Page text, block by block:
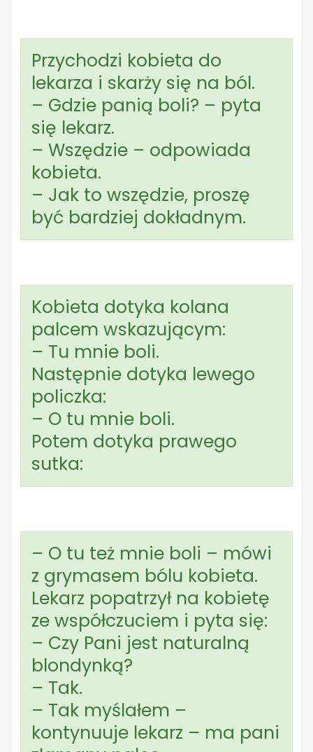
Przychodzi kobieta do
lekarza i skarży się na ból.
– Gdzie panią boli? – pyta
się lekarz.
– Wszędzie – odpowiada
kobieta.
– Jak to wszędzie, proszę
być bardziej dokładnym.
Kobieta dotyka kolana
palcem wskazującym:
– Tu mnie boli.
Następnie dotyka lewego
policzka:
– O tu mnie boli.
Potem dotyka prawego
sutka:
– O tu też mnie boli – mówi
z grymasem bólu kobieta.
Lekarz popatrzył na kobietę
ze współczuciem i pyta się:
– Czy Pani jest naturalną
blondynką?
– Tak.
– Tak myślałem –
kontynuuje lekarz – ma pani